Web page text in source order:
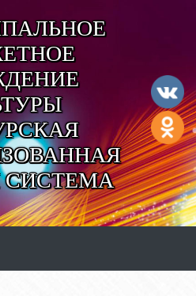
СИСТЕМА